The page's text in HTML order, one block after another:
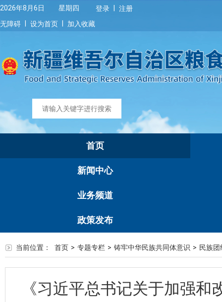
2026年8月6日 星期四 登录
注册
无障碍
设为首页 加入收藏
首页
新闻中心
业务频道
政策发布
当前位置： 首页 > 专题专栏 > 铸牢中华民族共同体意识 > 民族
《习近平总书记关于加强